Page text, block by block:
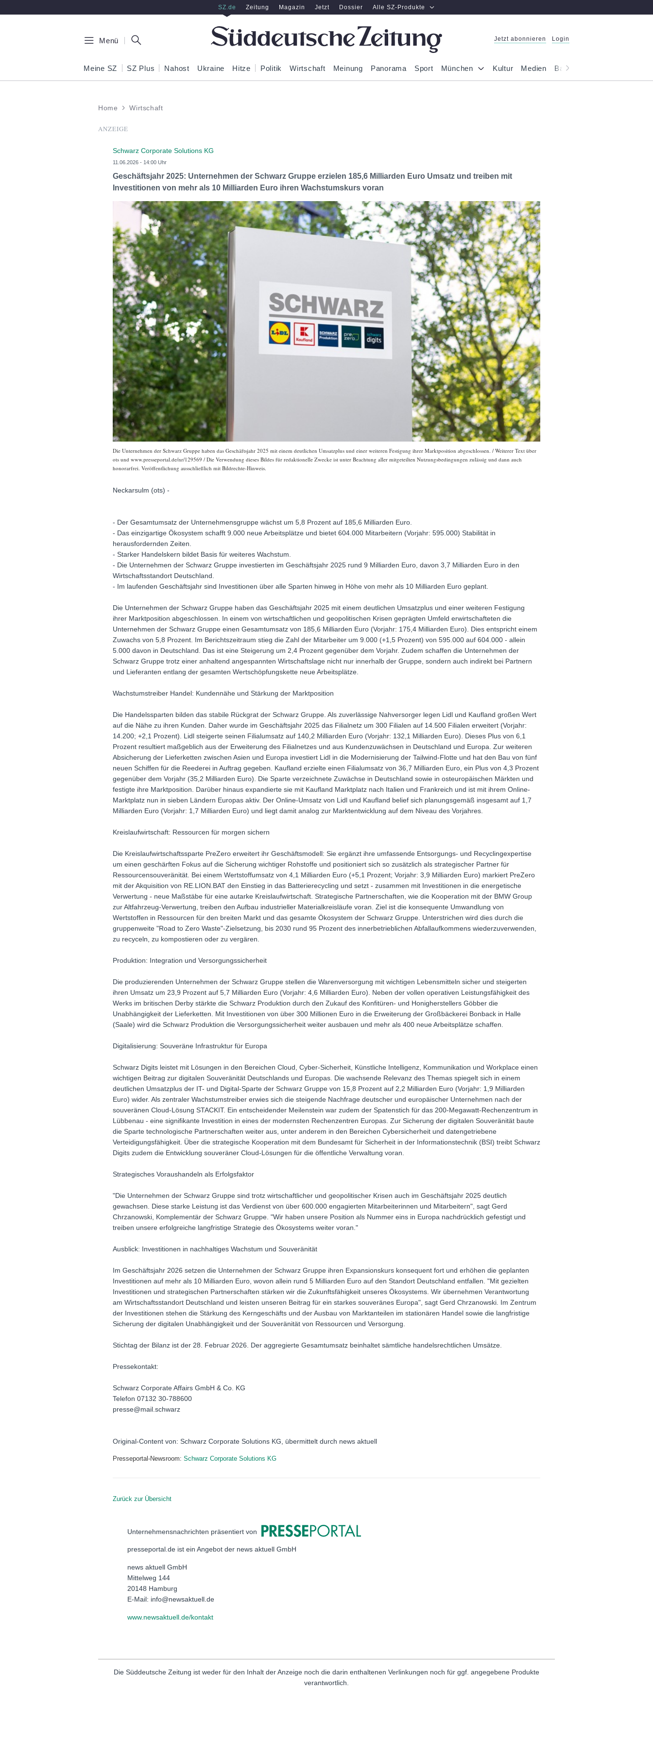
SZ.de Zeitung Magazin Jetzt Dossier Alle SZ-Produkte
Menü Jetzt abonnieren Login
Meine SZ SZ Plus Nahost Ukraine Hitze Politik Wirtschaft Meinung Panorama Sport München Kultur Medien Bayern
Home Wirtschaft
ANZEIGE
Schwarz Corporate Solutions KG
11.06.2026 - 14:00 Uhr
Geschäftsjahr 2025: Unternehmen der Schwarz Gruppe erzielen 185,6 Milliarden Euro Umsatz und treiben mit
Investitionen von mehr als 10 Milliarden Euro ihren Wachstumskurs voran
Die Unternehmen der Schwarz Gruppe haben das Geschäftsjahr 2025 mit einem deutlichen Umsatzplus und einer weiteren Festigung ihrer Marktposition abgeschlossen. / Weiterer Text über
ots und www.presseportal.de/nr/129569 / Die Verwendung dieses Bildes für redaktionelle Zwecke ist unter Beachtung aller mitgeteilten Nutzungsbedingungen zulässig und dann auch
honorarfrei. Veröffentlichung ausschließlich mit Bildrechte-Hinweis.
Neckarsulm (ots) -
- Der Gesamtumsatz der Unternehmensgruppe wächst um 5,8 Prozent auf 185,6 Milliarden Euro.
- Das einzigartige Ökosystem schafft 9.000 neue Arbeitsplätze und bietet 604.000 Mitarbeitern (Vorjahr: 595.000) Stabilität in
herausfordernden Zeiten.
- Starker Handelskern bildet Basis für weiteres Wachstum.
- Die Unternehmen der Schwarz Gruppe investierten im Geschäftsjahr 2025 rund 9 Milliarden Euro, davon 3,7 Milliarden Euro in den
Wirtschaftsstandort Deutschland.
- Im laufenden Geschäftsjahr sind Investitionen über alle Sparten hinweg in Höhe von mehr als 10 Milliarden Euro geplant.
Die Unternehmen der Schwarz Gruppe haben das Geschäftsjahr 2025 mit einem deutlichen Umsatzplus und einer weiteren Festigung
ihrer Marktposition abgeschlossen. In einem von wirtschaftlichen und geopolitischen Krisen geprägten Umfeld erwirtschafteten die
Unternehmen der Schwarz Gruppe einen Gesamtumsatz von 185,6 Milliarden Euro (Vorjahr: 175,4 Milliarden Euro). Dies entspricht einem
Zuwachs von 5,8 Prozent. Im Berichtszeitraum stieg die Zahl der Mitarbeiter um 9.000 (+1,5 Prozent) von 595.000 auf 604.000 - allein
5.000 davon in Deutschland. Das ist eine Steigerung um 2,4 Prozent gegenüber dem Vorjahr. Zudem schaffen die Unternehmen der
Schwarz Gruppe trotz einer anhaltend angespannten Wirtschaftslage nicht nur innerhalb der Gruppe, sondern auch indirekt bei Partnern
und Lieferanten entlang der gesamten Wertschöpfungskette neue Arbeitsplätze.
Wachstumstreiber Handel: Kundennähe und Stärkung der Marktposition
Die Handelssparten bilden das stabile Rückgrat der Schwarz Gruppe. Als zuverlässige Nahversorger legen Lidl und Kaufland großen Wert
auf die Nähe zu ihren Kunden. Daher wurde im Geschäftsjahr 2025 das Filialnetz um 300 Filialen auf 14.500 Filialen erweitert (Vorjahr:
14.200; +2,1 Prozent). Lidl steigerte seinen Filialumsatz auf 140,2 Milliarden Euro (Vorjahr: 132,1 Milliarden Euro). Dieses Plus von 6,1
Prozent resultiert maßgeblich aus der Erweiterung des Filialnetzes und aus Kundenzuwächsen in Deutschland und Europa. Zur weiteren
Absicherung der Lieferketten zwischen Asien und Europa investiert Lidl in die Modernisierung der Tailwind-Flotte und hat den Bau von fünf
neuen Schiffen für die Reederei in Auftrag gegeben. Kaufland erzielte einen Filialumsatz von 36,7 Milliarden Euro, ein Plus von 4,3 Prozent
gegenüber dem Vorjahr (35,2 Milliarden Euro). Die Sparte verzeichnete Zuwächse in Deutschland sowie in osteuropäischen Märkten und
festigte ihre Marktposition. Darüber hinaus expandierte sie mit Kaufland Marktplatz nach Italien und Frankreich und ist mit ihrem Online-
Marktplatz nun in sieben Ländern Europas aktiv. Der Online-Umsatz von Lidl und Kaufland belief sich planungsgemäß insgesamt auf 1,7
Milliarden Euro (Vorjahr: 1,7 Milliarden Euro) und liegt damit analog zur Marktentwicklung auf dem Niveau des Vorjahres.
Kreislaufwirtschaft: Ressourcen für morgen sichern
Die Kreislaufwirtschaftssparte PreZero erweitert ihr Geschäftsmodell: Sie ergänzt ihre umfassende Entsorgungs- und Recyclingexpertise
um einen geschärften Fokus auf die Sicherung wichtiger Rohstoffe und positioniert sich so zusätzlich als strategischer Partner für
Ressourcensouveränität. Bei einem Wertstoffumsatz von 4,1 Milliarden Euro (+5,1 Prozent; Vorjahr: 3,9 Milliarden Euro) markiert PreZero
mit der Akquisition von RE.LION.BAT den Einstieg in das Batterierecycling und setzt - zusammen mit Investitionen in die energetische
Verwertung - neue Maßstäbe für eine autarke Kreislaufwirtschaft. Strategische Partnerschaften, wie die Kooperation mit der BMW Group
zur Altfahrzeug-Verwertung, treiben den Aufbau industrieller Materialkreisläufe voran. Ziel ist die konsequente Umwandlung von
Wertstoffen in Ressourcen für den breiten Markt und das gesamte Ökosystem der Schwarz Gruppe. Unterstrichen wird dies durch die
gruppenweite "Road to Zero Waste"-Zielsetzung, bis 2030 rund 95 Prozent des innerbetrieblichen Abfallaufkommens wiederzuverwenden,
zu recyceln, zu kompostieren oder zu vergären.
Produktion: Integration und Versorgungssicherheit
Die produzierenden Unternehmen der Schwarz Gruppe stellen die Warenversorgung mit wichtigen Lebensmitteln sicher und steigerten
ihren Umsatz um 23,9 Prozent auf 5,7 Milliarden Euro (Vorjahr: 4,6 Milliarden Euro). Neben der vollen operativen Leistungsfähigkeit des
Werks im britischen Derby stärkte die Schwarz Produktion durch den Zukauf des Konfitüren- und Honigherstellers Göbber die
Unabhängigkeit der Lieferketten. Mit Investitionen von über 300 Millionen Euro in die Erweiterung der Großbäckerei Bonback in Halle
(Saale) wird die Schwarz Produktion die Versorgungssicherheit weiter ausbauen und mehr als 400 neue Arbeitsplätze schaffen.
Digitalisierung: Souveräne Infrastruktur für Europa
Schwarz Digits leistet mit Lösungen in den Bereichen Cloud, Cyber-Sicherheit, Künstliche Intelligenz, Kommunikation und Workplace einen
wichtigen Beitrag zur digitalen Souveränität Deutschlands und Europas. Die wachsende Relevanz des Themas spiegelt sich in einem
deutlichen Umsatzplus der IT- und Digital-Sparte der Schwarz Gruppe von 15,8 Prozent auf 2,2 Milliarden Euro (Vorjahr: 1,9 Milliarden
Euro) wider. Als zentraler Wachstumstreiber erwies sich die steigende Nachfrage deutscher und europäischer Unternehmen nach der
souveränen Cloud-Lösung STACKIT. Ein entscheidender Meilenstein war zudem der Spatenstich für das 200-Megawatt-Rechenzentrum in
Lübbenau - eine signifikante Investition in eines der modernsten Rechenzentren Europas. Zur Sicherung der digitalen Souveränität baute
die Sparte technologische Partnerschaften weiter aus, unter anderem in den Bereichen Cybersicherheit und datengetriebene
Verteidigungsfähigkeit. Über die strategische Kooperation mit dem Bundesamt für Sicherheit in der Informationstechnik (BSI) treibt Schwarz
Digits zudem die Entwicklung souveräner Cloud-Lösungen für die öffentliche Verwaltung voran.
Strategisches Voraushandeln als Erfolgsfaktor
"Die Unternehmen der Schwarz Gruppe sind trotz wirtschaftlicher und geopolitischer Krisen auch im Geschäftsjahr 2025 deutlich
gewachsen. Diese starke Leistung ist das Verdienst von über 600.000 engagierten Mitarbeiterinnen und Mitarbeitern", sagt Gerd
Chrzanowski, Komplementär der Schwarz Gruppe. "Wir haben unsere Position als Nummer eins in Europa nachdrücklich gefestigt und
treiben unsere erfolgreiche langfristige Strategie des Ökosystems weiter voran."
Ausblick: Investitionen in nachhaltiges Wachstum und Souveränität
Im Geschäftsjahr 2026 setzen die Unternehmen der Schwarz Gruppe ihren Expansionskurs konsequent fort und erhöhen die geplanten
Investitionen auf mehr als 10 Milliarden Euro, wovon allein rund 5 Milliarden Euro auf den Standort Deutschland entfallen. "Mit gezielten
Investitionen und strategischen Partnerschaften stärken wir die Zukunftsfähigkeit unseres Ökosystems. Wir übernehmen Verantwortung
am Wirtschaftsstandort Deutschland und leisten unseren Beitrag für ein starkes souveränes Europa", sagt Gerd Chrzanowski. Im Zentrum
der Investitionen stehen die Stärkung des Kerngeschäfts und der Ausbau von Marktanteilen im stationären Handel sowie die langfristige
Sicherung der digitalen Unabhängigkeit und der Souveränität von Ressourcen und Versorgung.
Stichtag der Bilanz ist der 28. Februar 2026. Der aggregierte Gesamtumsatz beinhaltet sämtliche handelsrechtlichen Umsätze.
Pressekontakt:
Schwarz Corporate Affairs GmbH & Co. KG
Telefon 07132 30-788600
presse@mail.schwarz
Original-Content von: Schwarz Corporate Solutions KG, übermittelt durch news aktuell
Presseportal-Newsroom: Schwarz Corporate Solutions KG
Zurück zur Übersicht
Unternehmensnachrichten präsentiert von
presseportal.de ist ein Angebot der news aktuell GmbH
news aktuell GmbH
Mittelweg 144
20148 Hamburg
E-Mail: info@newsaktuell.de
www.newsaktuell.de/kontakt
Die Süddeutsche Zeitung ist weder für den Inhalt der Anzeige noch die darin enthaltenen Verlinkungen noch für ggf. angegebene Produkte
verantwortlich.